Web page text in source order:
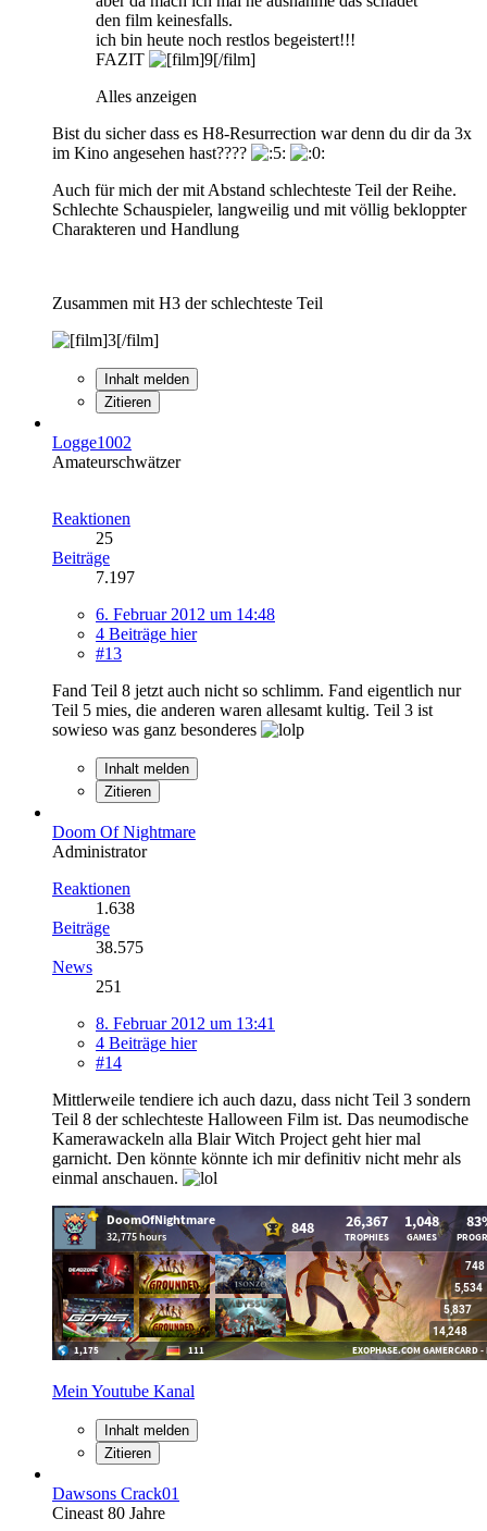
den film keinesfalls.
ich bin heute noch restlos begeistert!!!
FAZIT
Alles anzeigen
Bist du sicher dass es H8-Resurrection war denn du dir da 3x
im Kino angesehen hast????
Auch für mich der mit Abstand schlechteste Teil der Reihe.
Schlechte Schauspieler, langweilig und mit völlig bekloppter
Charakteren und Handlung
Zusammen mit H3 der schlechteste Teil
Inhalt melden
Zitieren
Logge1002
Amateurschwätzer
Reaktionen
25
Beiträge
7.197
6. Februar 2012 um 14:48
4 Beiträge hier
#13
Fand Teil 8 jetzt auch nicht so schlimm. Fand eigentlich nur
Teil 5 mies, die anderen waren allesamt kultig. Teil 3 ist
sowieso was ganz besonderes
Inhalt melden
Zitieren
Doom Of Nightmare
Administrator
Reaktionen
1.638
Beiträge
38.575
News
251
8. Februar 2012 um 13:41
4 Beiträge hier
#14
Mittlerweile tendiere ich auch dazu, dass nicht Teil 3 sondern
Teil 8 der schlechteste Halloween Film ist. Das neumodische
Kamerawackeln alla Blair Witch Project geht hier mal
garnicht. Den könnte könnte ich mir definitiv nicht mehr als
einmal anschauen.
Mein Youtube Kanal
Inhalt melden
Zitieren
Dawsons Crack01
Cineast 80 Jahre